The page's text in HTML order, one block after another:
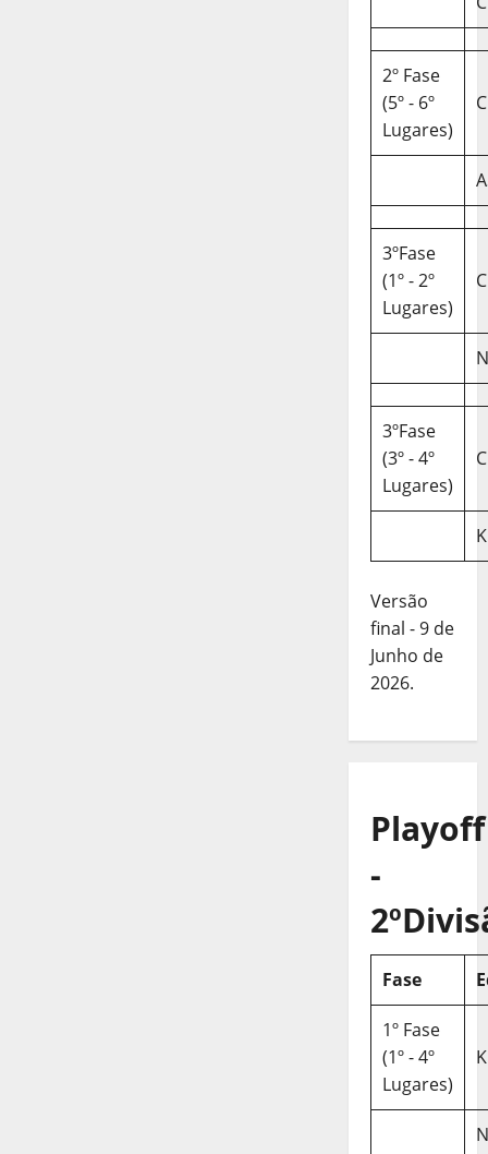
2º Fase
(5º - 6º
Lugares)
3ºFase
(1º - 2º
Lugares)
3ºFase
(3º - 4º
Lugares)
Versão
final - 9 de
Junho de
2026.
Playoff
-
Fase
1º Fase
(1º - 4º
Lugares)